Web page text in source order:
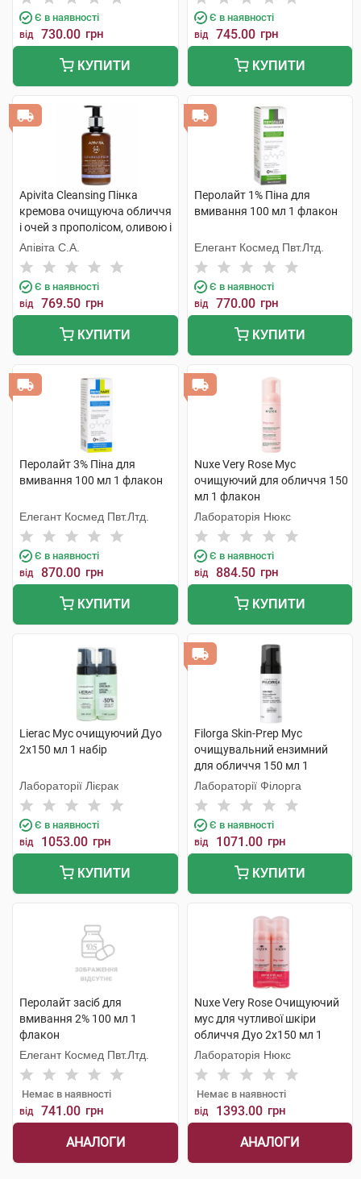
Є в наявності
від 730.00 грн
КУПИТИ
Є в наявності
від 745.00 грн
КУПИТИ
Apivita Cleansing Пінка
кремова очищуюча обличчя
і очей з прополісом, оливою і
лавандою 200 мл 1 флакон
Апівіта С.А.
Є в наявності
від 769.50 грн
КУПИТИ
Перолайт 1% Піна для
вмивання 100 мл 1 флакон
Елегант Космед Пвт.Лтд.
Є в наявності
від 770.00 грн
КУПИТИ
Перолайт 3% Піна для
вмивання 100 мл 1 флакон
Елегант Космед Пвт.Лтд.
Є в наявності
від 870.00 грн
КУПИТИ
Nuxe Very Rose Мус
очищуючий для обличчя 150
мл 1 флакон
Лабораторія Нюкс
Є в наявності
від 884.50 грн
КУПИТИ
Lierac Мус очищуючий Дуо
2х150 мл 1 набір
Лабораторії Лієрак
Є в наявності
від 1053.00 грн
КУПИТИ
Filorga Skin-Prep Мус
очищувальний ензимний
для обличчя 150 мл 1
флакон
Лабораторії Філорга
Є в наявності
від 1071.00 грн
КУПИТИ
Перолайт засіб для
вмивання 2% 100 мл 1
флакон
Елегант Космед Пвт.Лтд.
Немає в наявності
від 741.00 грн
АНАЛОГИ
Nuxe Very Rose Очищуючий
мус для чутливої шкіри
обличчя Дуо 2x150 мл 1
набір
Лабораторія Нюкс
Немає в наявності
від 1393.00 грн
АНАЛОГИ